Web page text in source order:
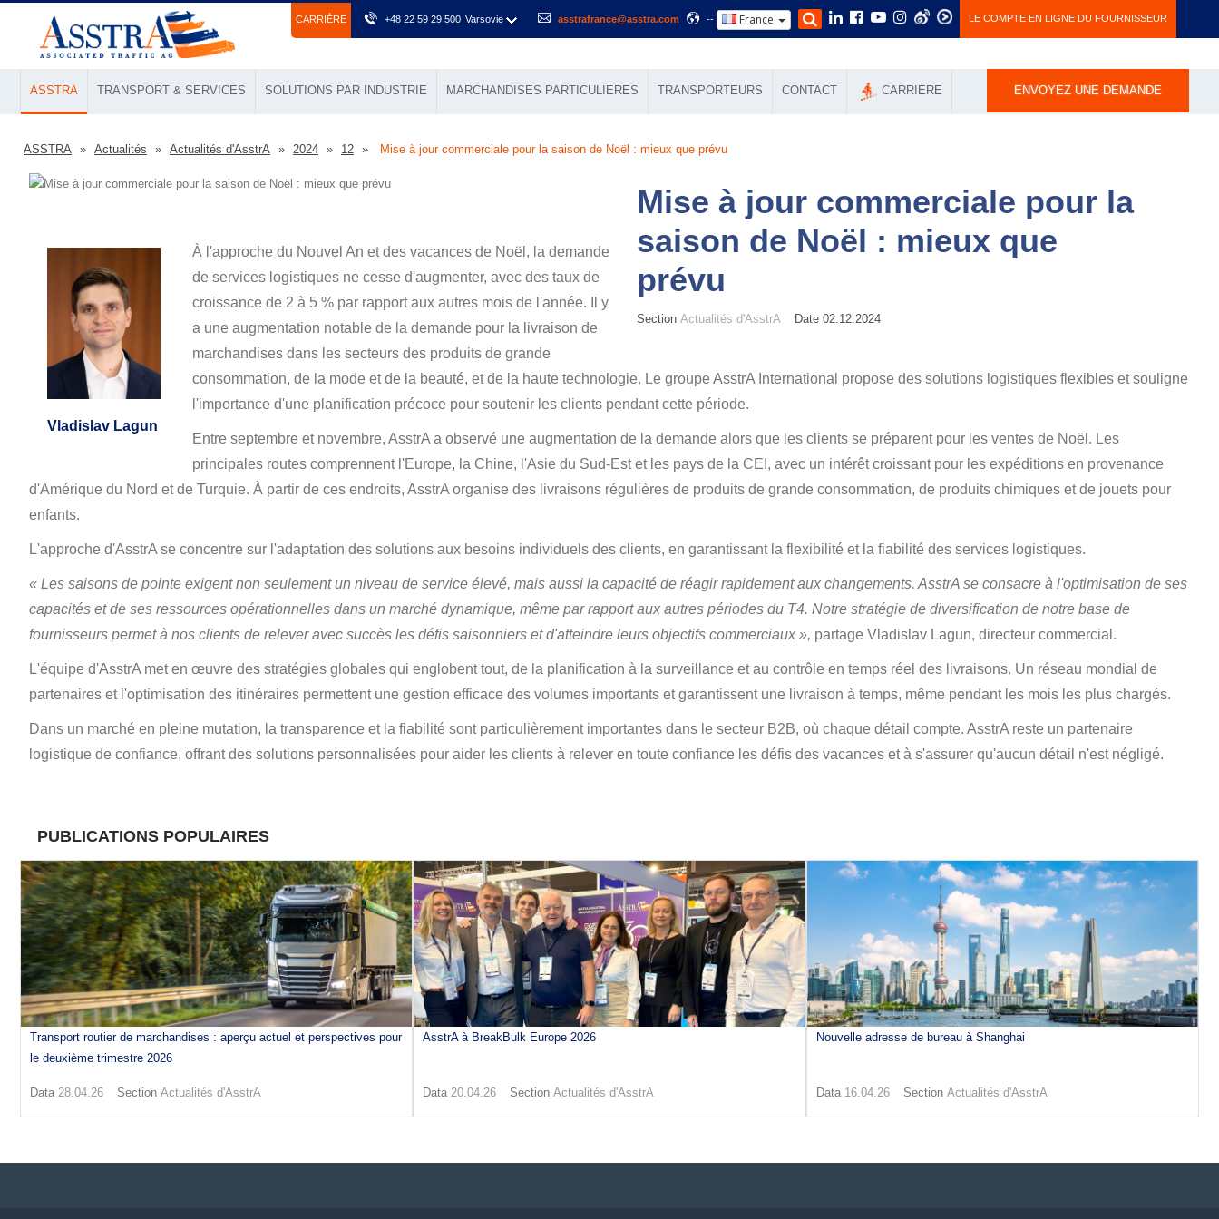
СARRIÈRE +48 22 59 29 500 Varsovie asstrafrance@asstra.com -- France LE COMPTE EN LIGNE DU FOURNISSEUR
ASSTRA TRANSPORT & SERVICES SOLUTIONS PAR INDUSTRIE MARCHANDISES PARTICULIERES TRANSPORTEURS CONTACT СARRIÈRE ENVOYEZ UNE DEMANDE
ASSTRA Actualités Actualités d'AsstrA 2024 12 Mise à jour commerciale pour la saison de Noël : mieux que prévu
Mise à jour commerciale pour la
saison de Noël : mieux que
prévu
Section Actualités d'AsstrA Date 02.12.2024
Vladislav Lagun
À l'approche du Nouvel An et des vacances de Noël, la demande
de services logistiques ne cesse d'augmenter, avec des taux de
croissance de 2 à 5 % par rapport aux autres mois de l'année. Il y
a une augmentation notable de la demande pour la livraison de
marchandises dans les secteurs des produits de grande
consommation, de la mode et de la beauté, et de la haute technologie. Le groupe AsstrA International propose des solutions logistiques flexibles et souligne
l'importance d'une planification précoce pour soutenir les clients pendant cette période.
Entre septembre et novembre, AsstrA a observé une augmentation de la demande alors que les clients se préparent pour les ventes de Noël. Les
principales routes comprennent l'Europe, la Chine, l'Asie du Sud-Est et les pays de la CEI, avec un intérêt croissant pour les expéditions en provenance
d'Amérique du Nord et de Turquie. À partir de ces endroits, AsstrA organise des livraisons régulières de produits de grande consommation, de produits chimiques et de jouets pour
enfants.
L'approche d'AsstrA se concentre sur l'adaptation des solutions aux besoins individuels des clients, en garantissant la flexibilité et la fiabilité des services logistiques.
« Les saisons de pointe exigent non seulement un niveau de service élevé, mais aussi la capacité de réagir rapidement aux changements. AsstrA se consacre à l'optimisation de ses
capacités et de ses ressources opérationnelles dans un marché dynamique, même par rapport aux autres périodes du T4. Notre stratégie de diversification de notre base de
fournisseurs permet à nos clients de relever avec succès les défis saisonniers et d'atteindre leurs objectifs commerciaux », partage Vladislav Lagun, directeur commercial.
L'équipe d'AsstrA met en œuvre des stratégies globales qui englobent tout, de la planification à la surveillance et au contrôle en temps réel des livraisons. Un réseau mondial de
partenaires et l'optimisation des itinéraires permettent une gestion efficace des volumes importants et garantissent une livraison à temps, même pendant les mois les plus chargés.
Dans un marché en pleine mutation, la transparence et la fiabilité sont particulièrement importantes dans le secteur B2B, où chaque détail compte. AsstrA reste un partenaire
logistique de confiance, offrant des solutions personnalisées pour aider les clients à relever en toute confiance les défis des vacances et à s'assurer qu'aucun détail n'est négligé.
PUBLICATIONS POPULAIRES
Transport routier de marchandises : aperçu actuel et perspectives pour
le deuxième trimestre 2026
Data 28.04.26 Section Actualités d'AsstrA
AsstrA à BreakBulk Europe 2026
Data 20.04.26 SectionActualités d'AsstrA
Nouvelle adresse de bureau à Shanghai
Data 16.04.26Section Actualités d'AsstrA